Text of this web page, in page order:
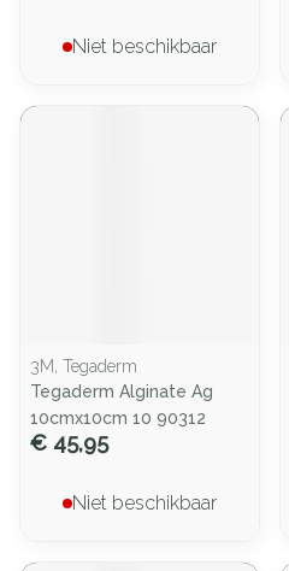
Niet beschikbaar
3M, Tegaderm
Tegaderm Alginate Ag
10cmx10cm 10 90312
€ 45,95
Niet beschikbaar